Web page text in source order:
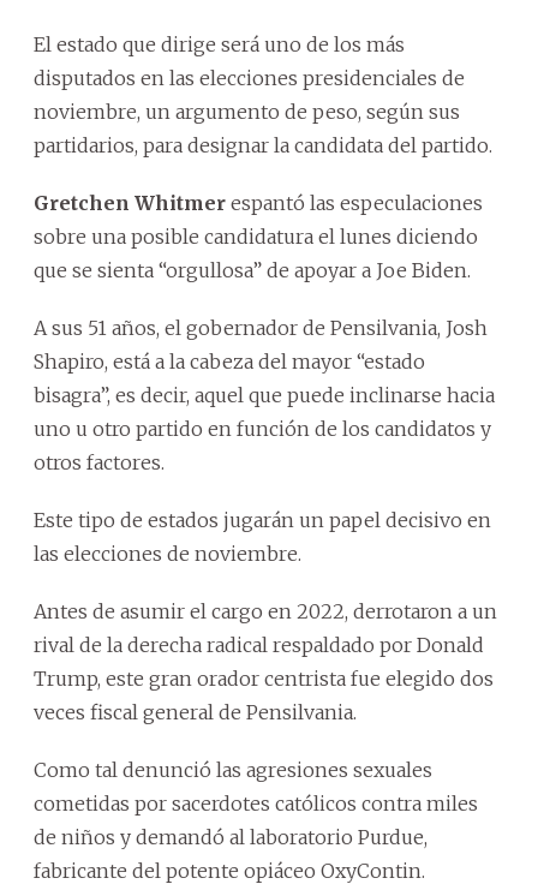
El estado que dirige será uno de los más
disputados en las elecciones presidenciales de
noviembre, un argumento de peso, según sus
partidarios, para designar la candidata del partido.
Gretchen Whitmer espantó las especulaciones
sobre una posible candidatura el lunes diciendo
que se sienta “orgullosa” de apoyar a Joe Biden.
A sus 51 años, el gobernador de Pensilvania, Josh
Shapiro, está a la cabeza del mayor “estado
bisagra”, es decir, aquel que puede inclinarse hacia
uno u otro partido en función de los candidatos y
otros factores.
Este tipo de estados jugarán un papel decisivo en
las elecciones de noviembre.
Antes de asumir el cargo en 2022, derrotaron a un
rival de la derecha radical respaldado por Donald
Trump, este gran orador centrista fue elegido dos
veces fiscal general de Pensilvania.
Como tal denunció las agresiones sexuales
cometidas por sacerdotes católicos contra miles
de niños y demandó al laboratorio Purdue,
fabricante del potente opiáceo OxyContin.